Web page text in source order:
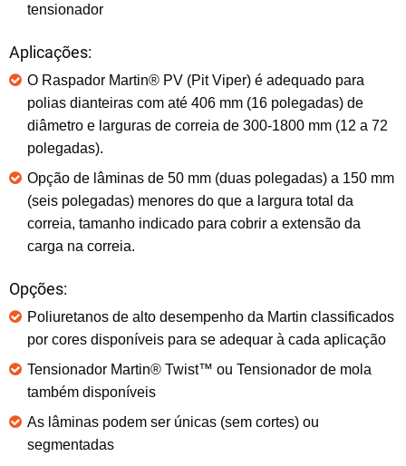
tensionador
Aplicações:
O Raspador Martin® PV (Pit Viper) é adequado para
polias dianteiras com até 406 mm (16 polegadas) de
diâmetro e larguras de correia de 300-1800 mm (12 a 72
polegadas).
Opção de lâminas de 50 mm (duas polegadas) a 150 mm
(seis polegadas) menores do que a largura total da
correia, tamanho indicado para cobrir a extensão da
carga na correia.
Opções:
Poliuretanos de alto desempenho da Martin classificados
por cores disponíveis para se adequar à cada aplicação
Tensionador Martin® Twist™ ou Tensionador de mola
também disponíveis
As lâminas podem ser únicas (sem cortes) ou
segmentadas